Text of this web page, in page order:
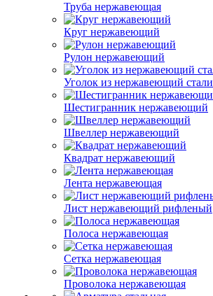
Труба нержавеющая
Круг нержавеющий
Рулон нержавеющий
Уголок из нержавеющий стали
Шестигранник нержавеющий
Швеллер нержавеющий
Квадрат нержавеющий
Лента нержавеющая
Лист нержавеющий рифленый
Полоса нержавеющая
Сетка нержавеющая
Проволока нержавеющая